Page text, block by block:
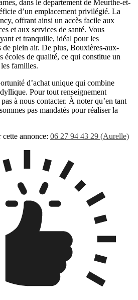
dans le département de Meurthe-et-
d’un emplacement privilégié. La
offrant ainsi un accès facile aux
et aux services de santé. Vous
et tranquille, idéal pour les
de plein air. De plus, Bouxières-aux-
écoles de qualité, ce qui constitue un
familles.
d’achat unique qui combine
Pour tout renseignement
à nous contacter. À noter qu’en tant
pas mandatés pour réaliser la
annonce: 06 27 94 43 29 (Aurelle)